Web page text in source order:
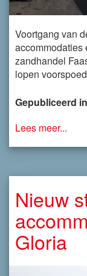
Voortgang van
accommodaties
zandhandel
lopen
Gepubliceerd in
Lees meer...
Nieuw
Gloria